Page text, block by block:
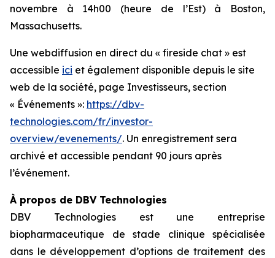
novembre à 14h00 (heure de l’Est) à Boston,
Massachusetts.
Une webdiffusion en direct du « fireside chat » est
accessible ici et également disponible depuis le site
web de la société, page Investisseurs, section
« Événements »: https://dbv-
technologies.com/fr/investor-
overview/evenements/. Un enregistrement sera
archivé et accessible pendant 90 jours après
l’événement.
À propos de DBV Technologies
DBV Technologies est une entreprise
biopharmaceutique de stade clinique spécialisée
dans le développement d’options de traitement des